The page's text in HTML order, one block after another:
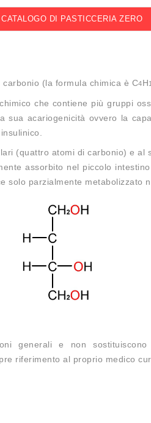
DI PASTICCERIA ZERO
(la formula chimica è C4H
che contiene più gruppi
sua acariogenicità ovvero la
(quattro atomi di carbonio) e al
assorbito nel piccolo
parzialmente metabolizzato
generali e non
riferimento al proprio medico